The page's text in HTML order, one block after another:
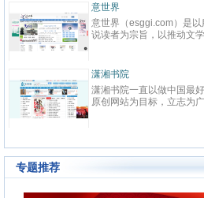
强、免费小说等在线阅读。
快更新,页面简洁,访问速度快
晋江文学城
晋江文学城创立于2003年
日，是中国大陆范围内最
耽美、爱情等原创网络小说
名。 截止到2015年3月31
江文学城拥有在线作品
部，穿越、言情、影视、
的这种不落窠臼的行事作
连尚读书网
连尚读书网（免费小说）
免费小说大全，免费阅读
专题推荐